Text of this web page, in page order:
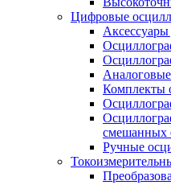
Цифровые
Комплекты
смешанных
Ручные